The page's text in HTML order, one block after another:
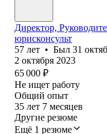
Директор,
юрисконсульт
57 лет • Был 31
2 октября 2023
65 000 ₽
Не ищет работу
Общий опыт
35 лет 7 месяцев
Другие резюме
Ещё 1 резюме